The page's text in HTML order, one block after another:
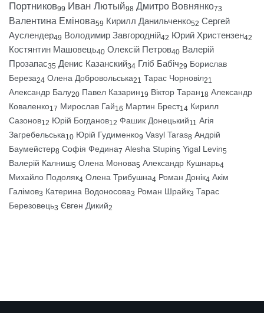
Портников99 Иван Лютый98 Дмитро Вовнянко73
Валентина Емінова59 Кирилл Данильченко52 Сергей
Ауслендер49 Володимир Завгородній42 Юрий Христензен42
Костянтин Машовець40 Олексій Петров40 Валерій
Прозапас35 Денис Казанский34 Гліб Бабіч29 Борислав
Береза24 Олена Добровольська21 Тарас Чорновіл21
Александр Балу20 Павел Казарин19 Віктор Таран18 Александр
Коваленко17 Мирослав Гай16 Мартин Брест14 Кирилл
Сазонов12 Юрій Богданов12 Фашик Донецький11 Агія
Загребельська10 Юрій Гудименко9 Vasyl Taras8 Андрій
Баумейстер8 Софія Федина7 Alesha Stupin5 Yigal Levin5
Валерій Калниш5 Олена Монова5 Александр Кушнарь4
Михайло Подоляк4 Олена Трибушна4 Роман Донік4 Акім
Галімов3 Катерина Водоносова3 Роман Шрайк3 Тарас
Березовець3 Євген Дикий2